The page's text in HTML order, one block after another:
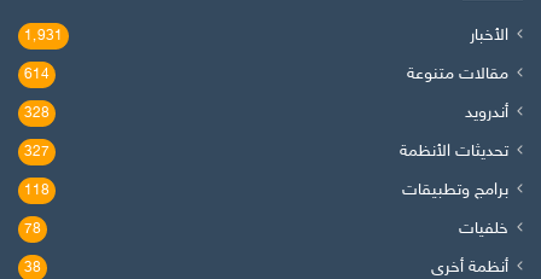
الأخبار 1٬931
مقالات متنوعة 614
أندرويد 328
تحديثات الأنظمة 327
برامج وتطبيقات 118
خلفيات 78
أنظمة أخرى 38